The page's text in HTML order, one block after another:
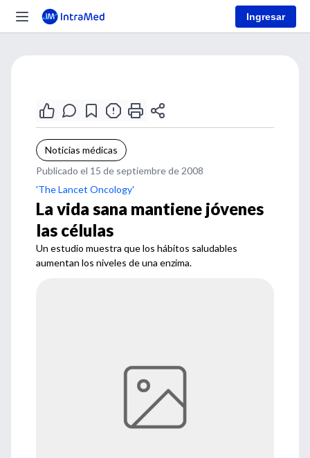
Ingresar
Noticias médicas
Publicado el 15 de septiembre de 2008
'The Lancet Oncology'
La vida sana mantiene jóvenes
las células
Un estudio muestra que los hábitos saludables
aumentan los niveles de una enzima.